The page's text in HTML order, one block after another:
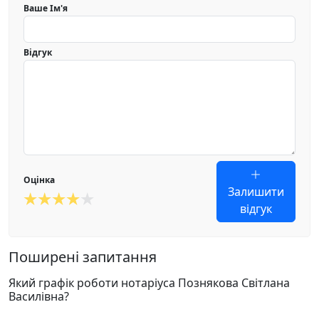
Ваше Ім'я
Відгук
Оцінка
Залишити
відгук
Поширені запитання
Який графік роботи нотаріуса Познякова Світлана
Василівна?